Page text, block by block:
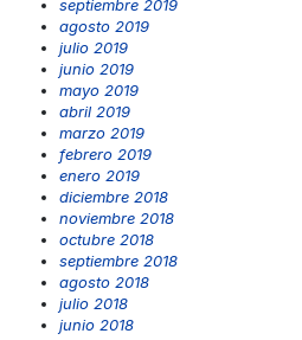
septiembre 2019
agosto 2019
julio 2019
junio 2019
mayo 2019
abril 2019
marzo 2019
febrero 2019
enero 2019
diciembre 2018
noviembre 2018
octubre 2018
septiembre 2018
agosto 2018
julio 2018
junio 2018